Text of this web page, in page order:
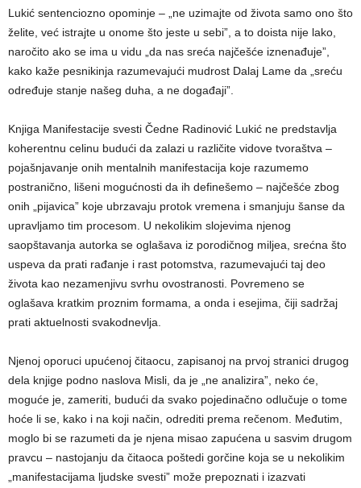
Lukić sentenciozno opominje – „ne uzimajte od života samo ono što
želite, već istrajte u onome što jeste u sebi”, a to doista nije lako,
naročito ako se ima u vidu „da nas sreća najčešće iznenađuje”,
kako kaže pesnikinja razumevajući mudrost Dalaj Lame da „sreću
određuje stanje našeg duha, a ne događaji”.
Knjiga Manifestacije svesti Čedne Radinović Lukić ne predstavlja
koherentnu celinu budući da zalazi u različite vidove tvoraštva –
pojašnjavanje onih mentalnih manifestacija koje razumemo
postranično, lišeni mogućnosti da ih definešemo – najčešće zbog
onih „pijavica” koje ubrzavaju protok vremena i smanjuju šanse da
upravljamo tim procesom. U nekolikim slojevima njenog
saopštavanja autorka se oglašava iz porodičnog miljea, srećna što
uspeva da prati rađanje i rast potomstva, razumevajući taj deo
života kao nezamenjivu svrhu ovostranosti. Povremeno se
oglašava kratkim proznim formama, a onda i esejima, čiji sadržaj
prati aktuelnosti svakodnevlja.
Njenoj oporuci upućenoj čitaocu, zapisanoj na prvoj stranici drugog
dela knjige podno naslova Misli, da je „ne analizira”, neko će,
moguće je, zameriti, budući da svako pojedinačno odlučuje o tome
hoće li se, kako i na koji način, odrediti prema rečenom. Međutim,
moglo bi se razumeti da je njena misao zapućena u sasvim drugom
pravcu – nastojanju da čitaoca poštedi gorčine koja se u nekolikim
„manifestacijama ljudske svesti” može prepoznati i izazvati